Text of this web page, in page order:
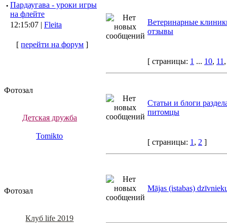
· Пардаугава - уроки игры
на флейте
12:15:07 | Fleita
[перейти на форум ]
Фотозал
Детская дружба
Tomikto
Фотозал
Клуб life 2019
Ветеринарные
отзывы
[ страницы: 1 ... 10, 11
Статьи и блоги
питомцы
[ страницы: 1 , 2 ]
Mājas (istabas)